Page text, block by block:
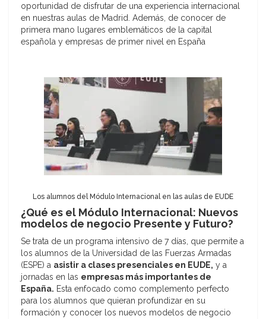
oportunidad de disfrutar de una experiencia internacional
en nuestras aulas de Madrid. Además, de conocer de
primera mano lugares emblemáticos de la capital
española y empresas de primer nivel en España
Los alumnos del Módulo Internacional en las aulas de EUDE
¿Qué es el Módulo Internacional: Nuevos
modelos de negocio Presente y Futuro?
Se trata de un programa intensivo de 7 días, que permite a
los alumnos de la Universidad de las Fuerzas Armadas
(ESPE) a asistir a clases presenciales en EUDE, y a
jornadas en las empresas más importantes de
España. Esta enfocado como complemento perfecto
para los alumnos que quieran profundizar en su
formación y conocer los nuevos modelos de negocio